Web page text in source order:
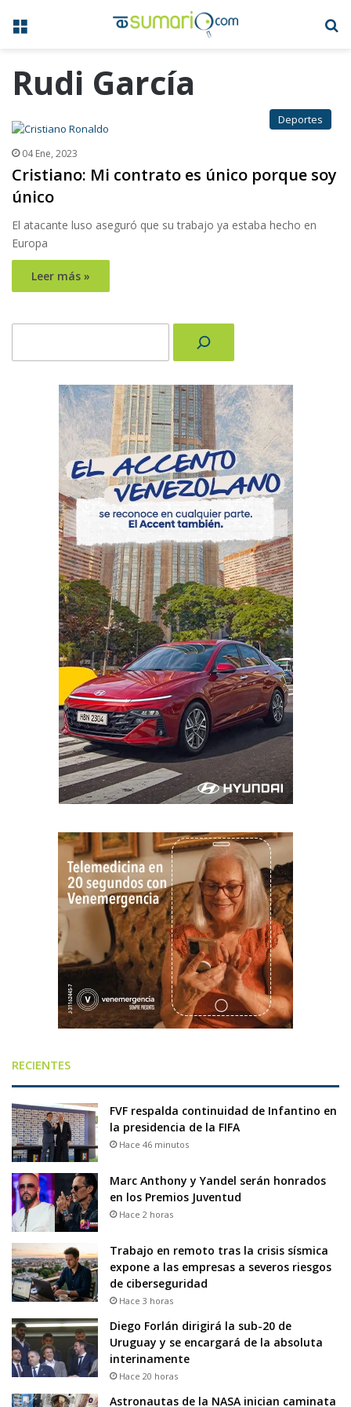
Menú
Rudi García
Deportes
04 Ene, 2023
Cristiano: Mi contrato es único porque soy
único
El atacante luso aseguró que su trabajo ya estaba hecho en
Europa
Leer más »
RECIENTES
FVF respalda continuidad de Infantino en
la presidencia de la FIFA
Hace 46 minutos
Marc Anthony y Yandel serán honrados
en los Premios Juventud
Hace 2 horas
Trabajo en remoto tras la crisis sísmica
expone a las empresas a severos riesgos
de ciberseguridad
Hace 3 horas
Diego Forlán dirigirá la sub-20 de
Uruguay y se encargará de la absoluta
interinamente
Hace 20 horas
Astronautas de la NASA inician caminata